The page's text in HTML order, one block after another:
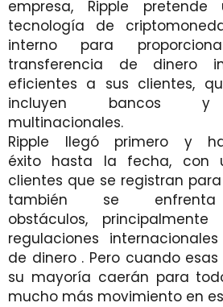
empresa, Ripple
tecnología de
interno para
transferencia de dinero
eficientes a sus clientes,
incluyen bancos y
multinacionales.
Ripple llegó primero y
éxito hasta la fecha, con
clientes que se registran para
también se
obstáculos,
regulaciones
de dinero . Pero cuando
su mayoría caerán para
mucho más movimiento en